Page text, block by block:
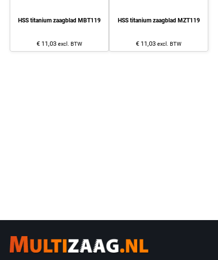
HSS titanium zaagblad MBT119
€ 11,03 excl. BTW
HSS titanium zaagblad MZT119
€ 11,03 excl. BTW